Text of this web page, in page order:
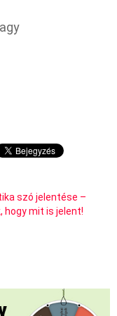
szó jelentése –
hogy mit is jelent!